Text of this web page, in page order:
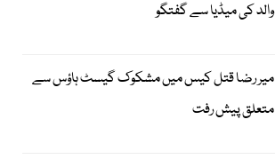
والد کی میڈیا سے گفتگو
میر رضا قتل کیس میں مشکوک گیسٹ ہاؤس سے
متعلق پیش رفت